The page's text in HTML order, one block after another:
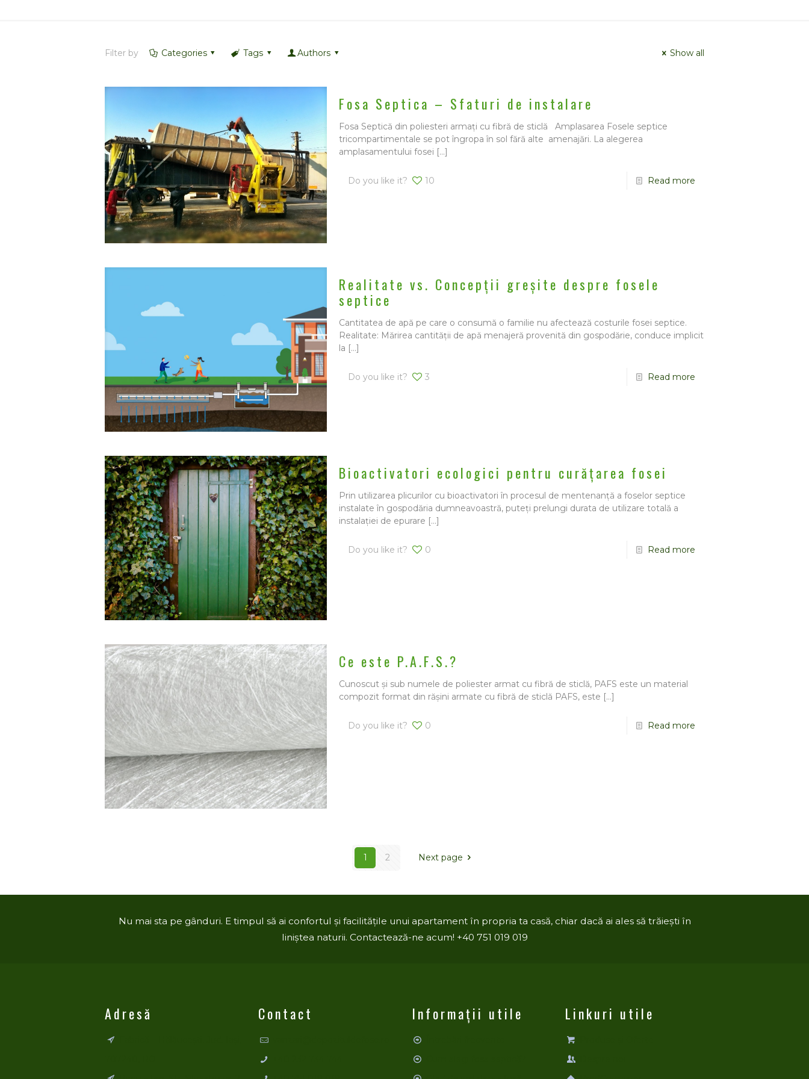
Filter by Categories Tags Authors Show all
Fosa Septica – Sfaturi de instalare
Fosa Septică din poliesteri armați cu fibră de sticlă Amplasarea Fosele septice
tricompartimentale se pot îngropa în sol fără alte amenajări. La alegerea
amplasamentului fosei […]
Do you like it? 10 Read more
Realitate vs. Concepții greșite despre fosele
septice
Cantitatea de apă pe care o consumă o familie nu afectează costurile fosei septice.
Realitate: Mărirea cantității de apă menajeră provenită din gospodărie, conduce implicit
la […]
Do you like it? 3 Read more
Bioactivatori ecologici pentru curățarea fosei
Prin utilizarea plicurilor cu bioactivatori în procesul de mentenanță a foselor septice
instalate în gospodăria dumneavoastră, puteți prelungi durata de utilizare totală a
instalației de epurare […]
Do you like it? 0 Read more
Ce este P.A.F.S.?
Cunoscut și sub numele de poliester armat cu fibră de sticlă, PAFS este un material
compozit format din rășini armate cu fibră de sticlă PAFS, este […]
Do you like it? 0 Read more
1 2 Next page
Nu mai sta pe gânduri. E timpul să ai confortul și facilitățile unui apartament în propria ta casă, chiar dacă ai ales să trăiești în
liniștea naturii. Contactează-ne acum! +40 751 019 019
Adresă Contact Informații utile Linkuri utile